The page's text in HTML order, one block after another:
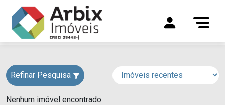
Refinar Pesquisa
Nenhum imóvel encontrado